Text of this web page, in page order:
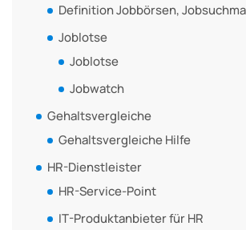
Definition Jobbörsen,
Joblotse
Joblotse
Jobwatch
Gehaltsvergleiche
Gehaltsvergleiche Hilfe
HR-Dienstleister
HR-Service-Point
IT-Produktanbieter für HR